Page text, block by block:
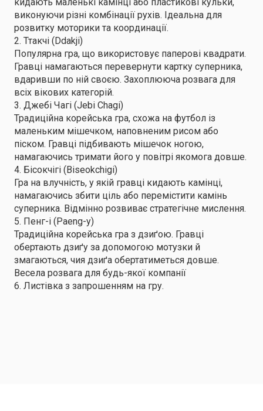
виконуючи різні комбінації рухів. Ідеальна для
розвитку моторики та координації.
2. Ттакчі (Ddakji)
Популярна гра, що використовує паперові квадрати.
Гравці намагаються перевернути картку суперника,
вдаривши по ній своєю. Захоплююча розвага для
всіх вікових категорій.
3. Джебі Чагі (Jebi Chagi)
Традиційна корейська гра, схожа на футбол із
маленьким мішечком, наповненим рисом або
піском. Гравці підбивають мішечок ногою,
намагаючись тримати його у повітрі якомога довше.
4. Бісокчігі (Biseokchigi)
Гра на влучність, у якій гравці кидають камінці,
намагаючись збити ціль або перемістити камінь
суперника. Відмінно розвиває стратегічне мислення.
5. Пенг-і (Paeng-y)
Традиційна корейська гра з дзиґою. Гравці
обертають дзиґу за допомогою мотузки й
змагаються, чия дзиґа обертатиметься довше.
Весела розвага для будь-якої компанії
6. Листівка з запрошенням на гру.